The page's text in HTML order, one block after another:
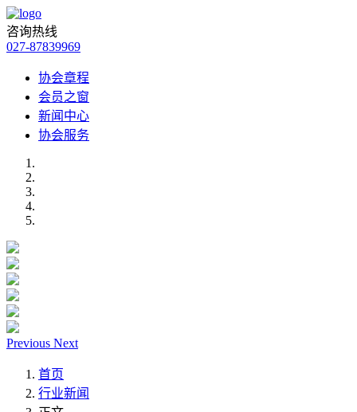
咨询热线
027-87839969
协会章程
会员之窗
新闻中心
协会服务
Previous Next
首页
行业新闻